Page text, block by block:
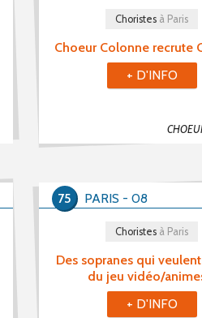
Choeur Colonne recrute
Choristes à Paris
+ D'INFO
Des sopranes qui
du jeu vidéo/
Choristes à Paris
PARIS - 08
75
+ D'INFO